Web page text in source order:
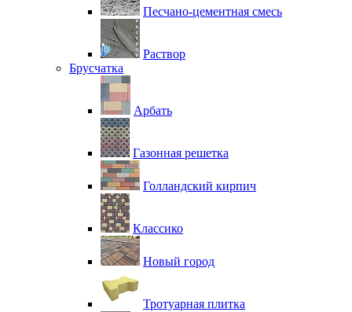
Песчано-цементная смесь
Раствор
Брусчатка
Арбать
Газонная решетка
Голландский кирпич
Классико
Новый город
Тротуарная плитка